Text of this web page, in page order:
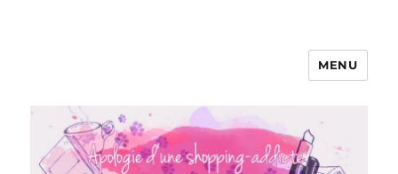
Apologie d'une Shopping-addicte
MENU